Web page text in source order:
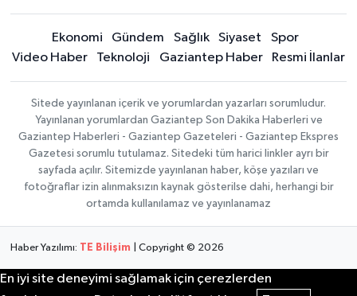
Ekonomi Gündem Sağlık Siyaset
Spor
Video Haber
Teknoloji Gaziantep Haber Resmi İlanlar
Sitede yayınlanan içerik ve yorumlardan yazarları sorumludur.
Yayınlanan yorumlardan Gaziantep Son Dakika Haberleri ve
Gaziantep Haberleri - Gaziantep Gazeteleri - Gaziantep Ekspres
Gazetesi sorumlu tutulamaz. Sitedeki tüm harici linkler ayrı bir
sayfada açılır. Sitemizde yayınlanan haber, köşe yazıları ve
fotoğraflar izin alınmaksızın kaynak gösterilse dahi, herhangi bir
ortamda kullanılamaz ve yayınlanamaz
Haber Yazılımı: TE Bilişim | Copyright © 2026
En iyi site deneyimi sağlamak için çerezlerden